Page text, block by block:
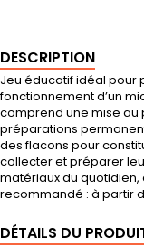
DESCRIPTION
Jeu éducatif idéal pour
fonctionnement d’un
comprend une mise au
préparations
des flacons pour
collecter et préparer
matériaux du
recommandé : à partir
DÉTAILS DU